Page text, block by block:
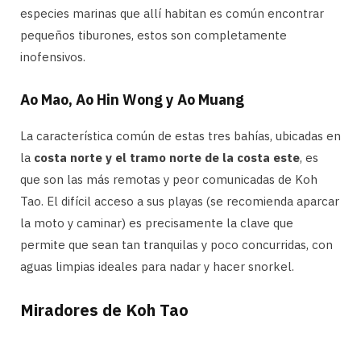
especies marinas que allí habitan es común encontrar
pequeños tiburones, estos son completamente
inofensivos.
Ao Mao, Ao Hin Wong y Ao Muang
La característica común de estas tres bahías, ubicadas en
la costa norte y el tramo norte de la costa este, es
que son las más remotas y peor comunicadas de Koh
Tao. El difícil acceso a sus playas (se recomienda aparcar
la moto y caminar) es precisamente la clave que
permite que sean tan tranquilas y poco concurridas, con
aguas limpias ideales para nadar y hacer snorkel.
Miradores de Koh Tao